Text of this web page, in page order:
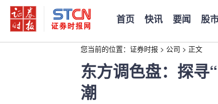
首页 快讯 要闻 股
您当前的位置： 证券时报 > 公司 > 正文
东方调色盘：探寻
潮